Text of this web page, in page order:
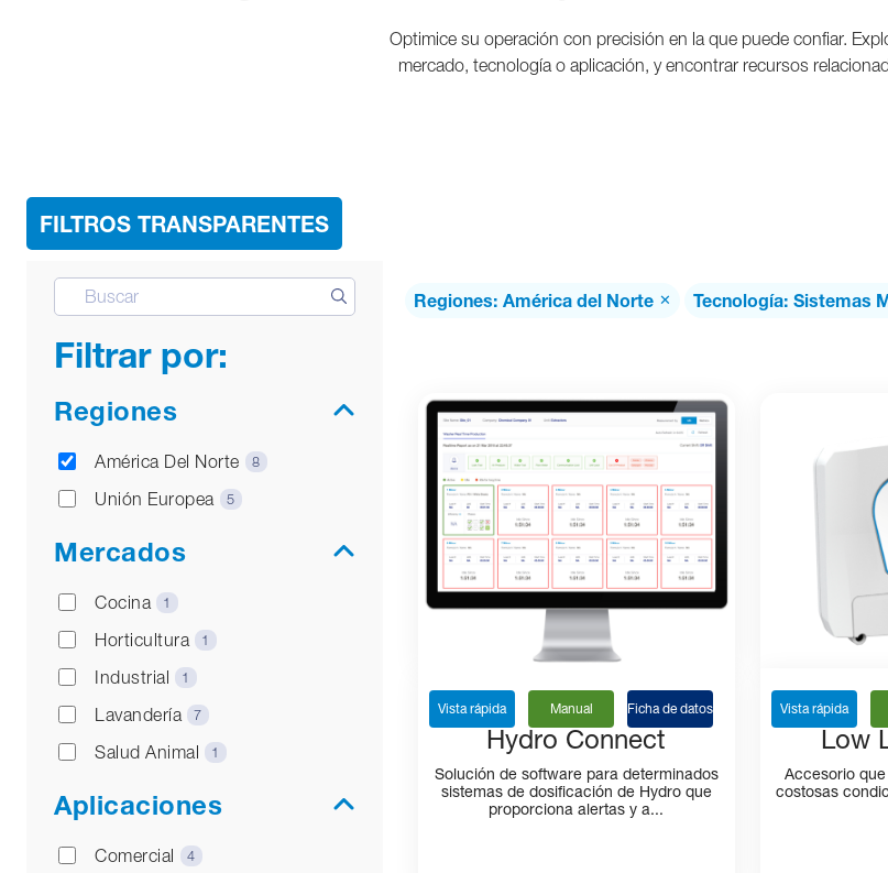
Optimice su operación con precisión en la que puede confiar.
mercado, tecnología o aplicación, y encontrar recursos
FILTROS TRANSPARENTES
Filtrar por:
Regiones
América Del Norte 8
Unión Europea 5
Mercados
Cocina 1
Horticultura 1
Industrial 1
Lavandería 7
Salud Animal 1
Aplicaciones
Comercial 4
Regiones: América del Norte ✕ Tecnología: Sistemas
Vista rápida Manual Ficha de datos
Hydro Connect
Solución de software para determinados
sistemas de dosificación de Hydro que
proporciona alertas y a...
Vista rápida
Low
Accesorio
costosas